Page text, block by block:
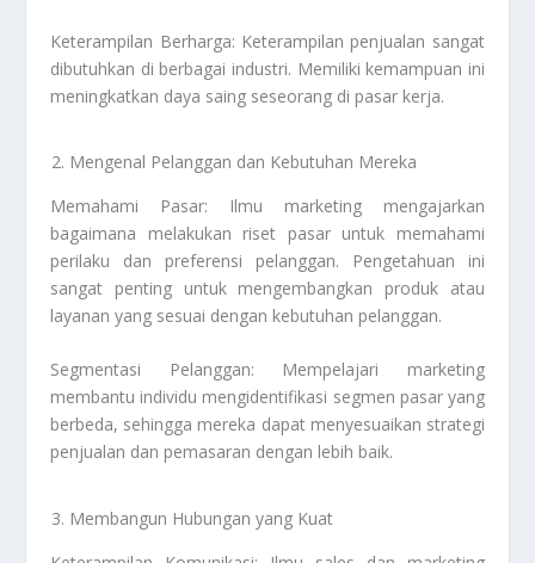
Keterampilan Berharga: Keterampilan penjualan sangat
dibutuhkan di berbagai industri. Memiliki kemampuan ini
meningkatkan daya saing seseorang di pasar kerja.
Mengenal Pelanggan dan Kebutuhan Mereka
Memahami Pasar: Ilmu marketing mengajarkan
bagaimana melakukan riset pasar untuk memahami
perilaku dan preferensi pelanggan. Pengetahuan ini
sangat penting untuk mengembangkan produk atau
layanan yang sesuai dengan kebutuhan pelanggan.
Segmentasi Pelanggan: Mempelajari marketing
membantu individu mengidentifikasi segmen pasar yang
berbeda, sehingga mereka dapat menyesuaikan strategi
penjualan dan pemasaran dengan lebih baik.
Membangun Hubungan yang Kuat